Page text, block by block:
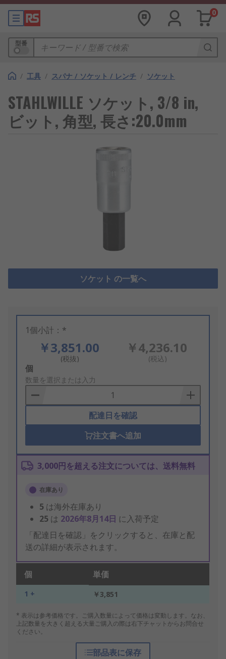
0
型番
/ 工具 / スパナ / ソケット / レンチ / ソケット
STAHLWILLE ソケット, 3/8 in,
ビット, 角型, 長さ:20.0mm
ソケット の一覧へ
1個小計：*
￥3,851.00
(税抜)
￥4,236.10
(税込)
Add
to
Basket
個
数量を選択または入力
配達日を確認
注文書へ追加
3,000円を超える注文については、送料無料
在庫あり
5 は海外在庫あり
25 は 2026年8月14日 に入荷予定
「配達日を確認」をクリックすると、在庫と配
送の詳細が表示されます。
個 単価
1 + ￥3,851
* 表示は参考価格です。ご購入数量によって価格は変動します。なお、
上記数量を大きく超える大量ご購入の際は右下チャットからお問合せ
ください。
部品表に保存